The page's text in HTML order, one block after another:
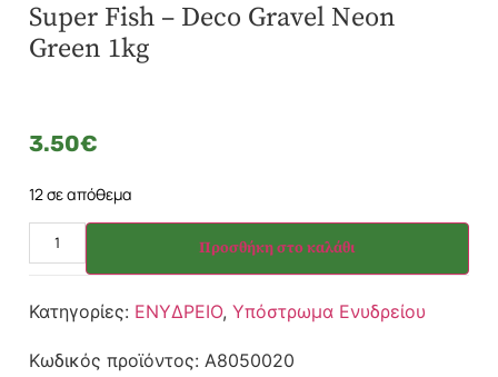
Super Fish – Deco Gravel Neon
Green 1kg
3.50€
12 σε απόθεμα
Προσθήκη στο καλάθι
Κατηγορίες: ΕΝΥΔΡΕΙΟ, Υπόστρωμα Ενυδρείου
Κωδικός προϊόντος: A8050020